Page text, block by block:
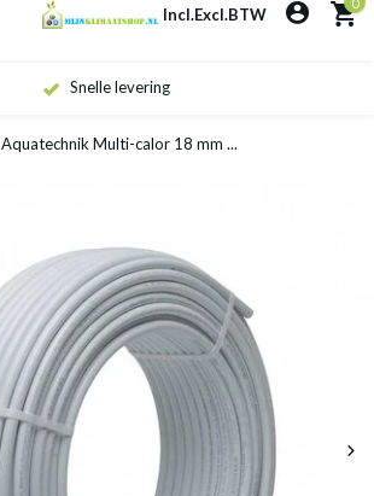
Incl.Excl.BTW
Eigen monteurs
Aquatechnik Multi-calor 18 mm ...